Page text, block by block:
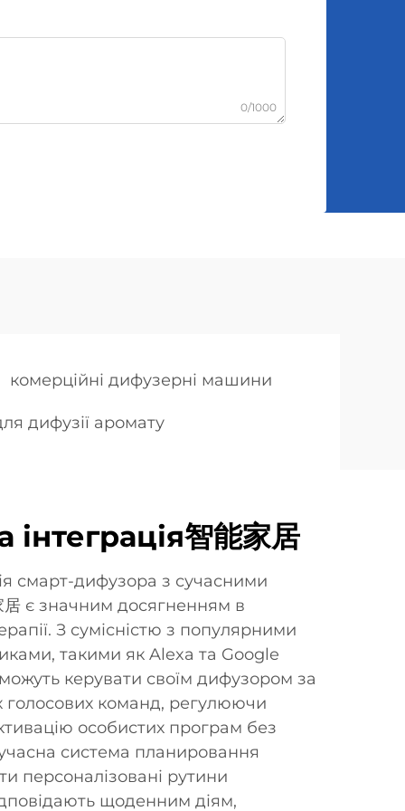
0/1000
комерційні дифузерні машини
дифузії аромату
智能家居
смарт-дифузора з сучасними
居 є значним досягненням в
З сумісністю з популярними
такими як Alexa та Google
керувати своїм дифузором за
команд, регулюючи
особистих програм без
система планировання
персоналізовані рутини
щоденним діям,